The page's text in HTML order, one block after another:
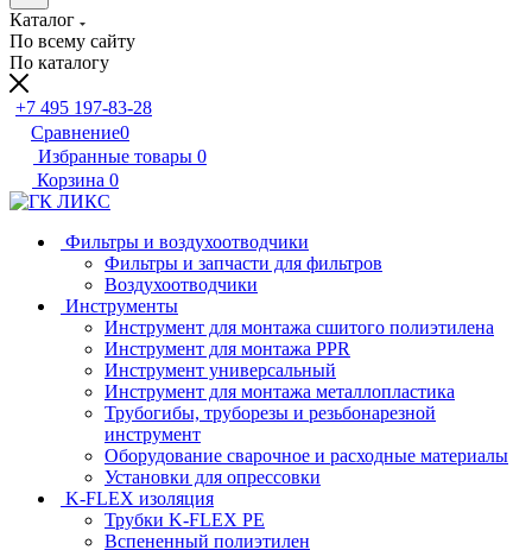
Каталог
По всему сайту
По каталогу
+7 495 197-83-28
Сравнение0
Избранные товары 0
Корзина 0
Фильтры и воздухоотводчики
Фильтры и запчасти для фильтров
Воздухоотводчики
Инструменты
Инструмент для монтажа сшитого полиэтилена
Инструмент для монтажа PPR
Инструмент универсальный
Инструмент для монтажа металлопластика
Трубогибы, труборезы и резьбонарезной
инструмент
Оборудование сварочное и расходные материалы
Установки для опрессовки
K-FLEX изоляция
Трубки K-FLEX PE
Вспененный полиэтилен